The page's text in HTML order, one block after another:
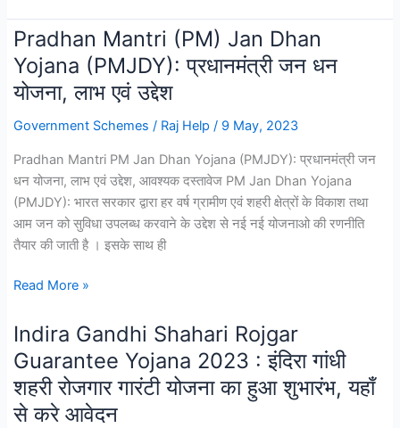
Yojana
–
अटल
पेंशन
योजना
है,
इसके
लाभ
एवं
मिलने
राशि
Pradhan Mantri (PM) Jan Dhan
Yojana (PMJDY): प्रधानमंत्री जन धन
योजना, लाभ एवं उद्देश
Government Schemes / Raj Help/ 9 May, 2023
Pradhan Mantri PM Jan Dhan Yojana (PMJDY): प्रधानमंत्री जन
धन योजना, लाभ एवं उद्देश, आवश्यक दस्तावेज PM Jan Dhan Yojana
(PMJDY): भारत सरकार द्वारा हर वर्ष ग्रामीण एवं शहरी क्षेत्रों के विकाश तथा
आम जन को सुविधा उपलब्ध करवाने के उद्देश से नई नई योजनाओ की रणनीति
तैयार की जाती है । इसके साथ ही
Pradhan
(PM)
Jan
Dhan
Yojana
(PMJDY):
Read More »
Indira Gandhi Shahari Rojgar
Guarantee Yojana 2023 : इंदिरा गांधी
शहरी रोजगार गारंटी योजना का हुआ शुभारंभ, यहाँ
से करे आवेदन